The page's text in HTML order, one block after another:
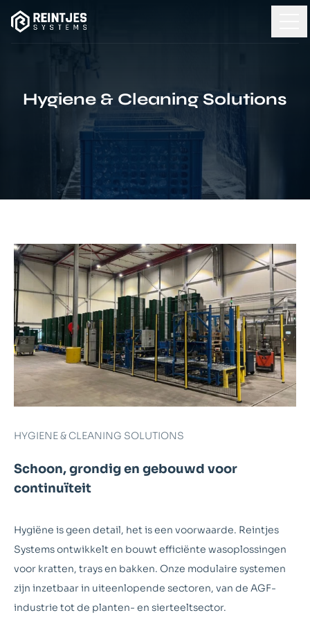
Hygiene & Cleaning Solutions
HYGIENE & CLEANING SOLUTIONS
Schoon, grondig en gebouwd voor
continuïteit
Hygiëne is geen detail, het is een voorwaarde. Reintjes
Systems ontwikkelt en bouwt efficiënte wasoplossingen
voor kratten, trays en bakken. Onze modulaire systemen
zijn inzetbaar in uiteenlopende sectoren, van de AGF-
industrie tot de planten- en sierteeltsector.